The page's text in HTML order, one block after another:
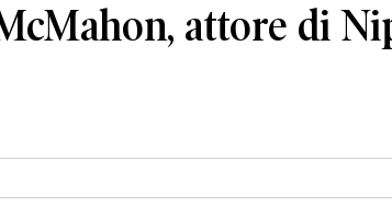
attore di